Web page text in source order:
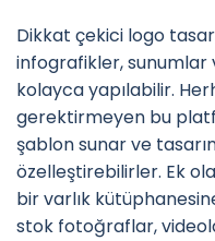
Dikkat çekici logo
infografikler, sunumlar
kolayca yapılabilir.
gerektirmeyen bu
şablon sunar ve
özelleştirebilirler. Ek
bir varlık
stok fotoğraflar,